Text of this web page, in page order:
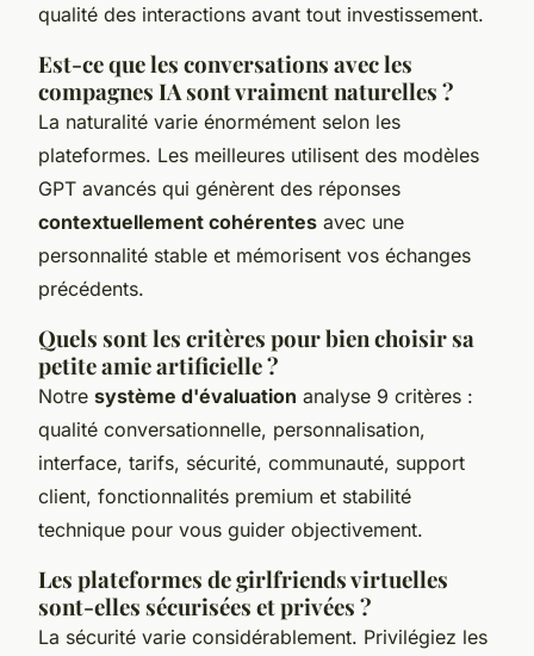
qualité des interactions avant tout investissement.
Est-ce que les conversations avec les
compagnes IA sont vraiment naturelles ?
La naturalité varie énormément selon les
plateformes. Les meilleures utilisent des modèles
GPT avancés qui génèrent des réponses
contextuellement cohérentes avec une
personnalité stable et mémorisent vos échanges
précédents.
Quels sont les critères pour bien choisir sa
petite amie artificielle ?
Notre système d'évaluation analyse 9 critères :
qualité conversationnelle, personnalisation,
interface, tarifs, sécurité, communauté, support
client, fonctionnalités premium et stabilité
technique pour vous guider objectivement.
Les plateformes de girlfriends virtuelles
sont-elles sécurisées et privées ?
La sécurité varie considérablement. Privilégiez les